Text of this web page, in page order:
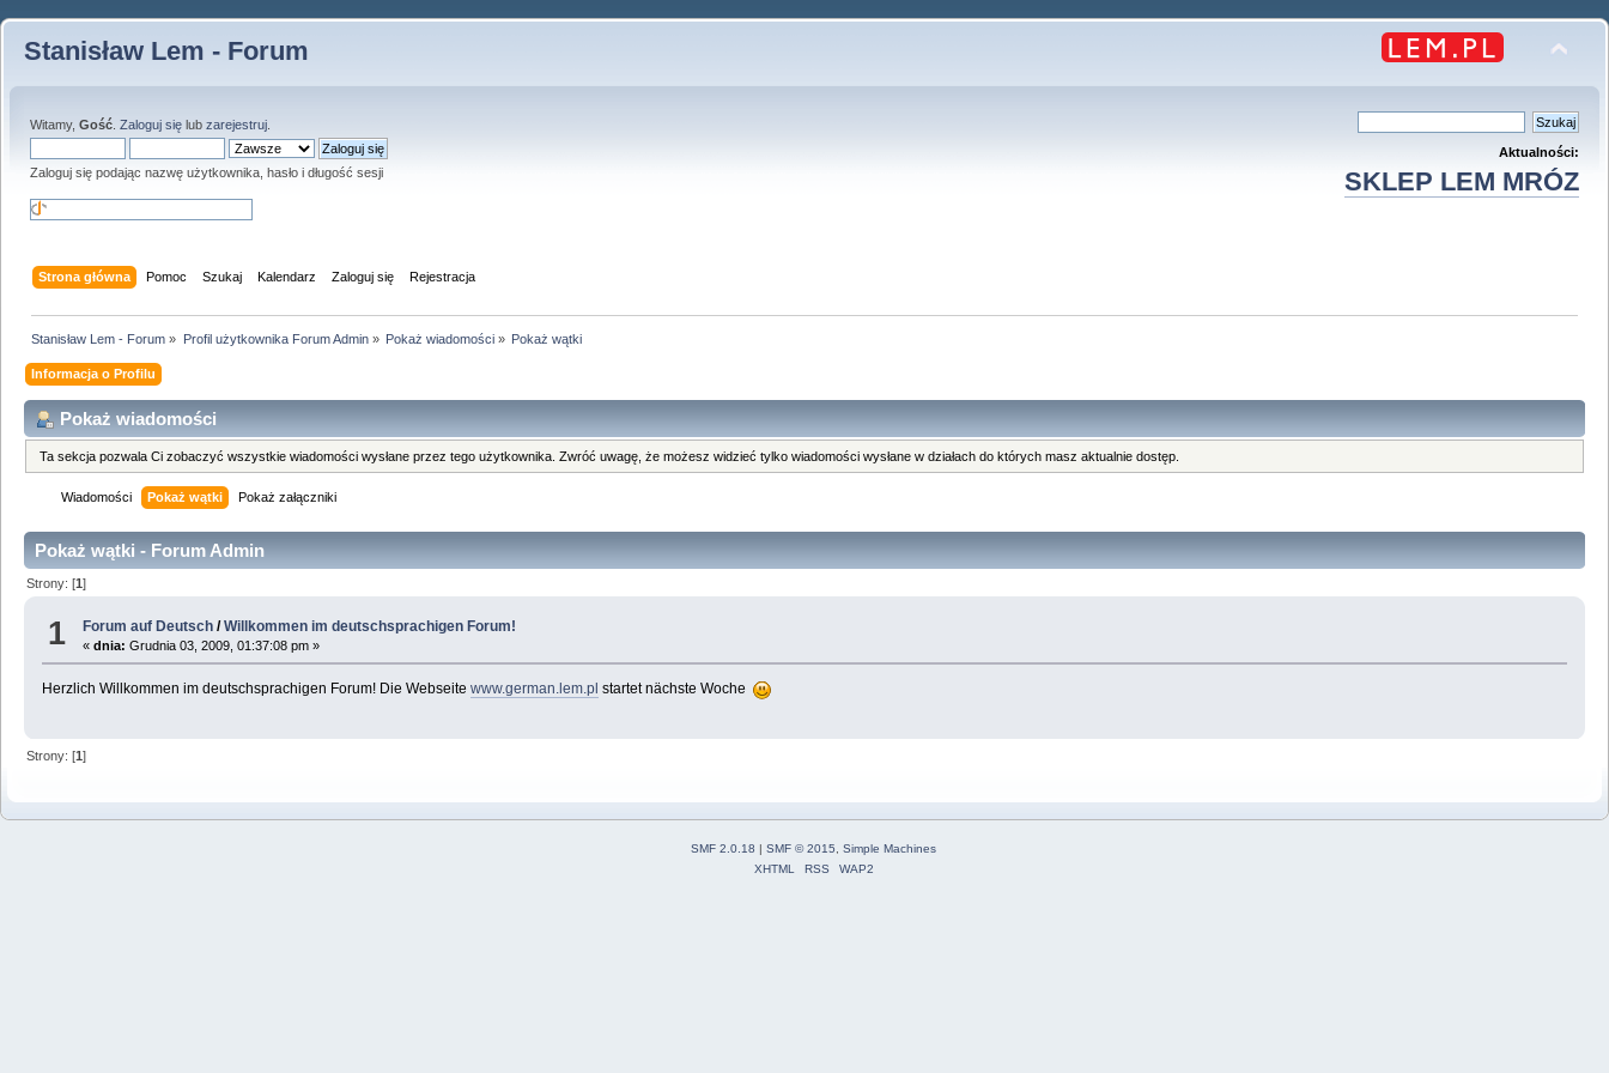
Stanisław Lem - Forum
Witamy, Gość Zaloguj się lub zarejestruj
Zaloguj się podając nazwę użytkownika, hasło i długość sesji
Aktualności:
SKLEP LEM MRÓZ
Strona główna Pomoc Szukaj Kalendarz Zaloguj się Rejestracja
Stanisław Lem - Forum » Profil użytkownika Forum Admin» Pokaż wiadomości» Pokaż wątki
Informacja o Profilu
Pokaż wiadomości
Ta sekcja pozwala Ci zobaczyć wszystkie wiadomości wysłane przez tego użytkownika. Zwróć uwagę, że możesz widzieć tylko wiadomości wysłane w działach do których masz aktualnie dostęp.
Wiadomości Pokaż wątki Pokaż załączniki
Pokaż wątki - Forum Admin
Strony: [1]
1 Forum auf Deutsch /Willkommen im deutschsprachigen Forum!
«dnia: Grudnia 03, 2009, 01:37:08 pm »
Herzlich Willkommen im deutschsprachigen Forum! Die Webseite www.german.lem.pl startet nächste Woche
Strony: [1]
SMF 2.0.18 | SMF © 2015
Simple Machines
XHTML
RSS WAP2